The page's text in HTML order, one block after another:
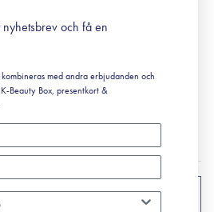
SVERIGE
och få en
med andra erbjudanden och
Beauty Box, presentkort &